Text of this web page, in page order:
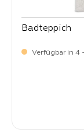
Badteppich
Verfügbar in 4